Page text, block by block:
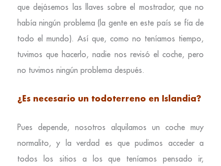
que dejásemos las llaves sobre el mostrador, que no
había ningún problema (la gente en este país se fía de
todo el mundo). Así que, como no teníamos tiempo,
tuvimos que hacerlo, nadie nos revisó el coche, pero
no tuvimos ningún problema después.
¿Es necesario un todoterreno en Islandia?
Pues depende, nosotros alquilamos un coche muy
normalito, y la verdad es que pudimos acceder a
todos los sitios a los que teníamos pensado ir,